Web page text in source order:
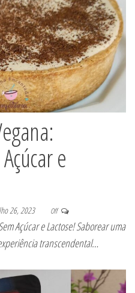
e
26, 2023 Off
Açúcar e Lactose! Saborear uma
transcendental…